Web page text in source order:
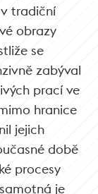
tradiční
obrazy
se
zabýval
prací ve
hranice
jejich
době
procesy
je